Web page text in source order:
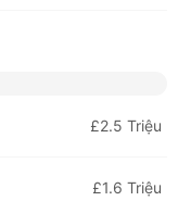
£2.5 Triệu
£1.6 Triệu